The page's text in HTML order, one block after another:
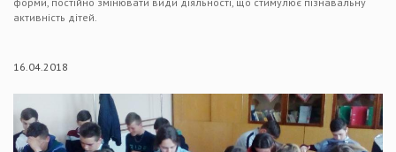
активність дітей.
16.04.2018